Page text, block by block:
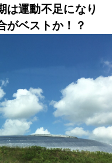
は運動不足になり
がベストか！？